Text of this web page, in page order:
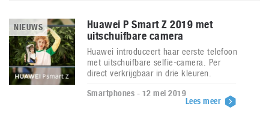
NIEUWS
Huawei P Smart Z 2019 met
uitschuifbare camera
Huawei introduceert haar eerste telefoon
met uitschuifbare selfie-camera. Per
direct verkrijgbaar in drie kleuren.
Smartphones - 12 mei 2019
Lees meer